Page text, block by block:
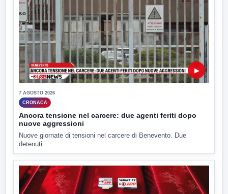
▶
7 AGOSTO 2026
CRONACA
Ancora tensione nel carcere: due agenti feriti dopo
nuove aggressioni
Nuove giornate di tensioni nel carcere di Benevento. Due
detenuti...